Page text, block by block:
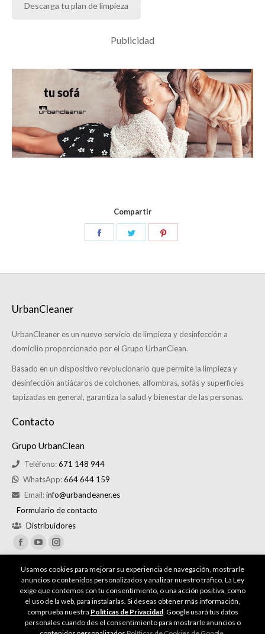
Descarga tu plan de limpieza
Publicidad
Compartir
UrbanCleaner
UrbanCleaner es un nuevo servicio de limpieza y desinfección a
domicilio proporcionado por el Grupo UrbanClean.
Basado en un dispositivo revolucionario que permite la limpieza y
desinfección antiácaros de colchones, alfombras, sofás y superficies
tapizadas en general, garantiza la salud y bienestar de las personas.
Contacto
Grupo UrbanClean
Teléfono:671 148 944
WhatsApp:664 644 159
Email:info@urbancleaner.es
Formulario de contacto
Distribuidores
Buscar
Usamos cookies para mejorar su experiencia de navegación, mostrarle
anuncios o contenidos personalizados y analizar nuestro tráfico. La Ley
exige que contemos con tu consentimiento, o una acción positiva, como
el uso de la web, para instalarlas. Si deseas obtener más información,
comprueba nuestra Políticas de Privacidad. Google usará tus datos
personales cuando des el consentimiento para mostrarle anuncios o